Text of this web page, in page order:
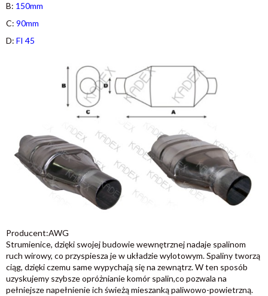
B: 150mm
C: 90mm
D: FI 45
Producent:AWG
Strumienice, dzięki swojej budowie wewnętrznej nadaje spalinom
ruch wirowy, co przyspiesza je w układzie wylotowym. Spaliny tworzą
ciąg, dzięki czemu same wypychają się na zewnątrz. W ten sposób
uzyskujemy szybsze opróżnianie komór spalin,co pozwala na
pełniejsze napełnienie ich świeżą mieszanką paliwowo-powietrzną.